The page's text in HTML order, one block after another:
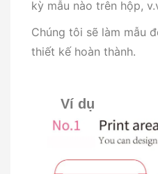
kỳ mẫu nào trên hộp,
Chúng tôi sẽ làm mẫu
thiết kế hoàn thành.
Ví dụ